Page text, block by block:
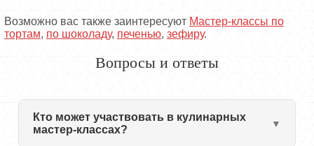
Возможно вас также заинтересуют Мастер-классы по
тортам, по шоколаду, печенью, зефиру.
Вопросы и ответы
Кто может участвовать в кулинарных
мастер-классах?